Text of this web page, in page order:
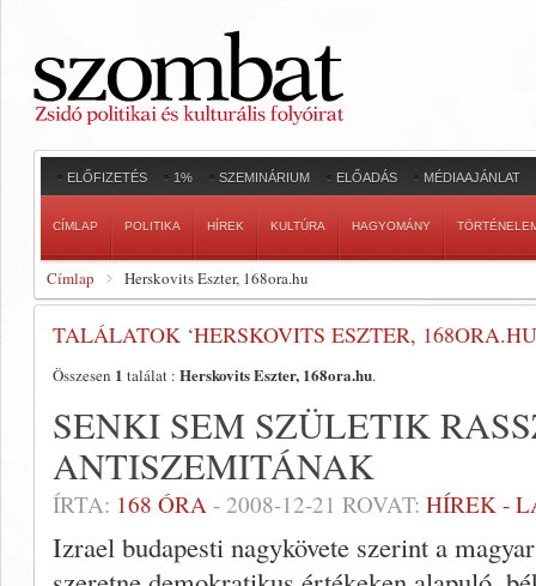
ELŐFIZETÉS 1% SZEMINÁRIUM ELŐADÁS MÉDIAAJÁNLAT
CÍMLAP POLITIKA HÍREK KULTÚRA HAGYOMÁNY
Címlap Herskovits Eszter, 168ora.hu
TALÁLATOK ‘HERSKOVITS ESZTER,
Összesen 1 találat : Herskovits Eszter, 168ora.hu.
SENKI SEM SZÜLETIK
ANTISZEMITÁNAK
ÍRTA: 168 ÓRA - 2008-12-21 ROVAT: HÍREK -
Izrael budapesti nagykövete szerint a